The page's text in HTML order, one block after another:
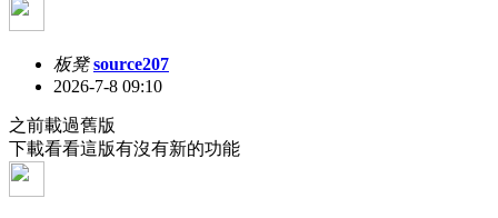
板凳 source207
2026-7-8 09:10
之前載過舊版
下載看看這版有沒有新的功能